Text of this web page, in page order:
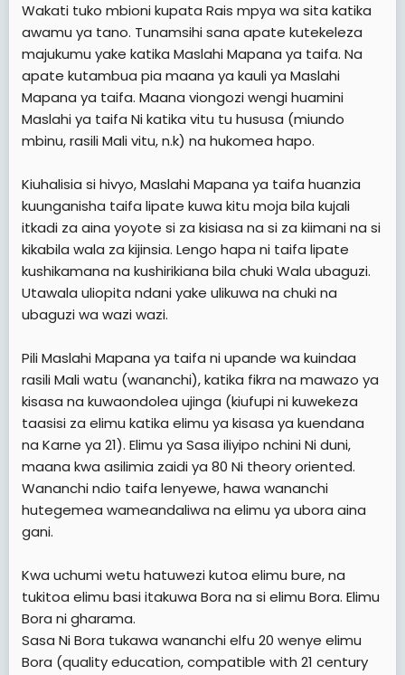
Wakati tuko mbioni kupata Rais mpya wa sita katika
awamu ya tano. Tunamsihi sana apate kutekeleza
majukumu yake katika Maslahi Mapana ya taifa. Na
apate kutambua pia maana ya kauli ya Maslahi
Mapana ya taifa. Maana viongozi wengi huamini
Maslahi ya taifa Ni katika vitu tu hususa (miundo
mbinu, rasili Mali vitu, n.k) na hukomea hapo.
Kiuhalisia si hivyo, Maslahi Mapana ya taifa huanzia
kuunganisha taifa lipate kuwa kitu moja bila kujali
itkadi za aina yoyote si za kisiasa na si za kiimani na si
kikabila wala za kijinsia. Lengo hapa ni taifa lipate
kushikamana na kushirikiana bila chuki Wala ubaguzi.
Utawala uliopita ndani yake ulikuwa na chuki na
ubaguzi wa wazi wazi.
Pili Maslahi Mapana ya taifa ni upande wa kuindaa
rasili Mali watu (wananchi), katika fikra na mawazo ya
kisasa na kuwaondolea ujinga (kiufupi ni kuwekeza
taasisi za elimu katika elimu ya kisasa ya kuendana
na Karne ya 21). Elimu ya Sasa iliyipo nchini Ni duni,
maana kwa asilimia zaidi ya 80 Ni theory oriented.
Wananchi ndio taifa lenyewe, hawa wananchi
hutegemea wameandaliwa na elimu ya ubora aina
gani.
Kwa uchumi wetu hatuwezi kutoa elimu bure, na
tukitoa elimu basi itakuwa Bora na si elimu Bora. Elimu
Bora ni gharama.
Sasa Ni Bora tukawa wananchi elfu 20 wenye elimu
Bora (quality education, compatible with 21 century